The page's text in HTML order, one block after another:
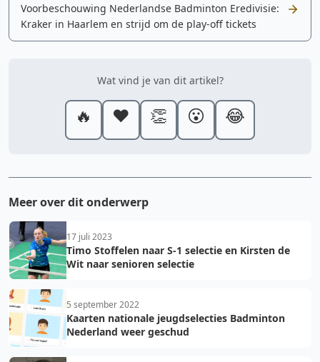
Voorbeschouwing Nederlandse Badminton Eredivisie:
Kraker in Haarlem en strijd om de play-off tickets
Wat vind je van dit artikel?
🔥 ❤️ 👏 😮 😂
Meer over dit onderwerp
17 juli 2023
Timo Stoffelen naar S-1 selectie en Kirsten de
Wit naar senioren selectie
5 september 2022
Kaarten nationale jeugdselecties Badminton
Nederland weer geschud